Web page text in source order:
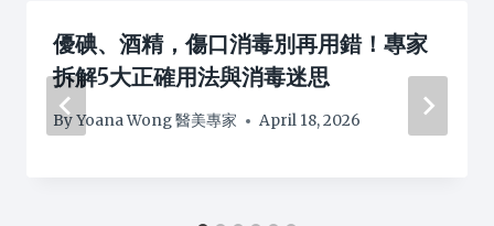
優碘、酒精，傷口消毒別再用錯！專家
拆解5大正確用法與消毒迷思
ByYoana Wong 醫美專家 April 18, 2026